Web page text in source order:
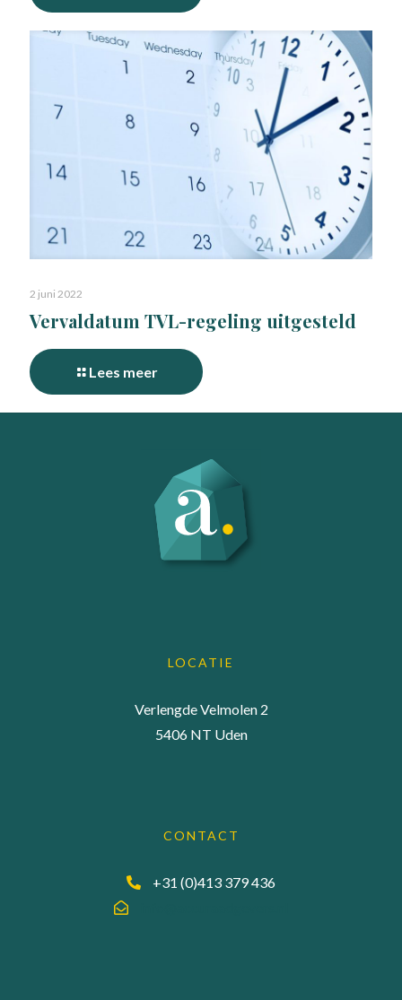
2 juni 2022
Vervaldatum TVL-regeling uitgesteld
Lees meer
LOCATIE
Verlengde Velmolen 2
5406 NT Uden
CONTACT
+31 (0)413 379 436